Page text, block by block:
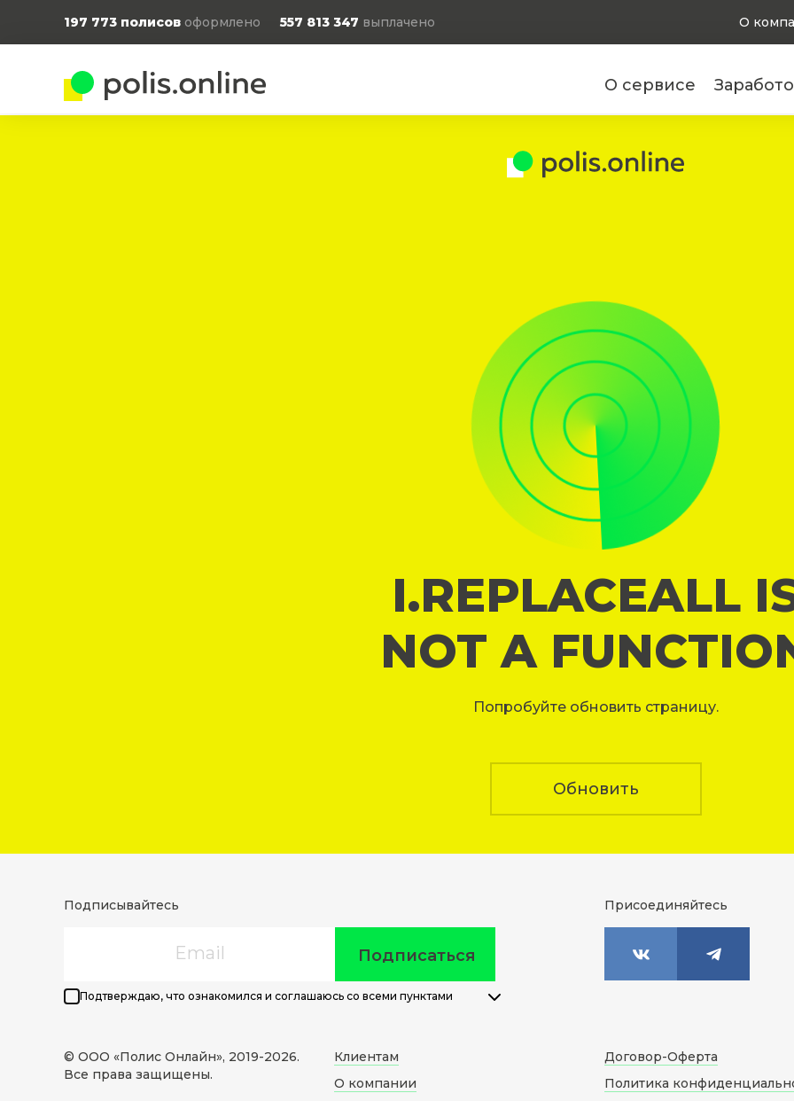
197 773 полисов оформлено 557 813 347 выплачено О
О сервисе
I.REPLACEALL
NOT A
Попробуйте обновить страницу.
Обновить
Подписывайтесь
Подписаться
Подтверждаю, что ознакомился и соглашаюсь со всеми пунктами
Присоединяйтесь
© ООО «Полис Онлайн», 2019-2026.
Все права защищены.
Клиентам
О компании
Договор-Оферта
Политика